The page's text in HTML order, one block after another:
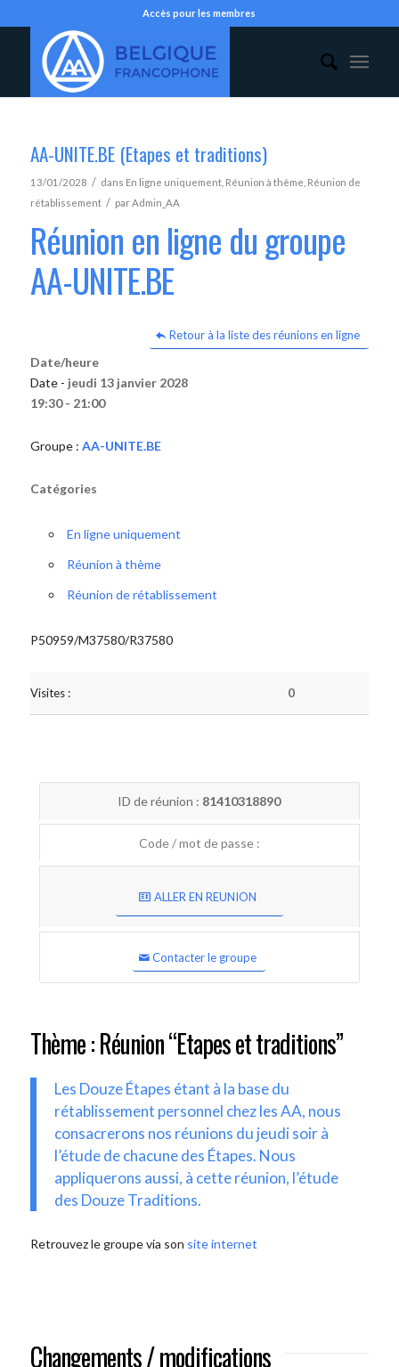
Accès pour les membres
AA-UNITE.BE (Etapes et traditions)
13/01/2028 / dans En ligne uniquement, Réunion à thème Réunion de
rétablissement / parAdmin_AA
Réunion en ligne du groupe
AA-UNITE.BE
Retour à la liste des réunions en ligne
Date/heure
Date - jeudi 13 janvier 2028
19:30 - 21:00
Groupe : AA-UNITE.BE
Catégories
En ligne uniquement
Réunion à thème
Réunion de rétablissement
P50959/M37580/R37580
Visites : 0
ID de réunion : 81410318890
Code / mot de passe :
ALLER EN REUNION
Contacter le groupe
Thème : Réunion “Etapes et traditions”
Les Douze Étapes étant à la base du
rétablissement personnel chez les AA, nous
consacrerons nos réunions du jeudi soir à
l’étude de chacune des Étapes. Nous
appliquerons aussi, à cette réunion, l’étude
des Douze Traditions.
Retrouvez le groupe via son site internet
Changements / modifications